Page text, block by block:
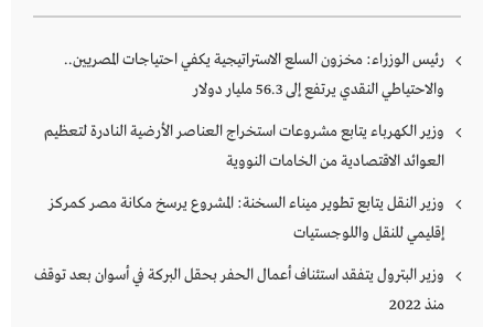
رئيس الوزراء: مخزون السلع الاستراتيجية يكفي احتياجات المصريين..
والاحتياطي النقدي يرتفع إلى 56.3 مليار دولار
وزير الكهرباء يتابع مشروعات استخراج العناصر الأرضية النادرة لتعظيم
العوائد الاقتصادية من الخامات النووية
وزير النقل يتابع تطوير ميناء السخنة: المشروع يرسخ مكانة مصر كمركز
إقليمي للنقل واللوجستيات
وزير البترول يتفقد استئناف أعمال الحفر بحقل البركة في أسوان بعد توقف
منذ 2022